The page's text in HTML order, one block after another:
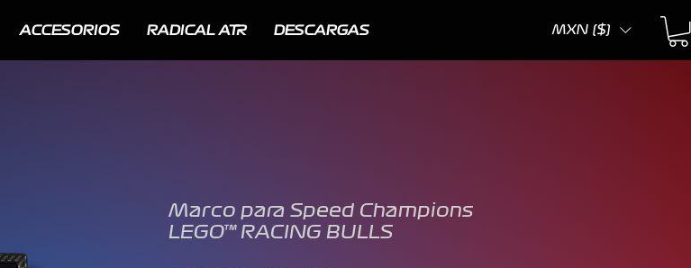
ACCESORIOS RADICAL ATR DESCARGAS MXN ($)
Marco para Speed Champions
LEGO™ RACING BULLS